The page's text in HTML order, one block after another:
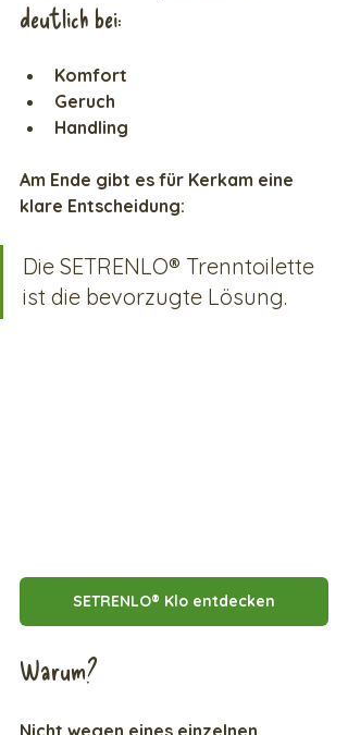
deutlich bei:
Komfort
Geruch
Handling
Am Ende gibt es für Kerkam eine
klare Entscheidung:
Die SETRENLO® Trenntoilette
ist die bevorzugte Lösung.
SETRENLO® Klo entdecken
Warum?